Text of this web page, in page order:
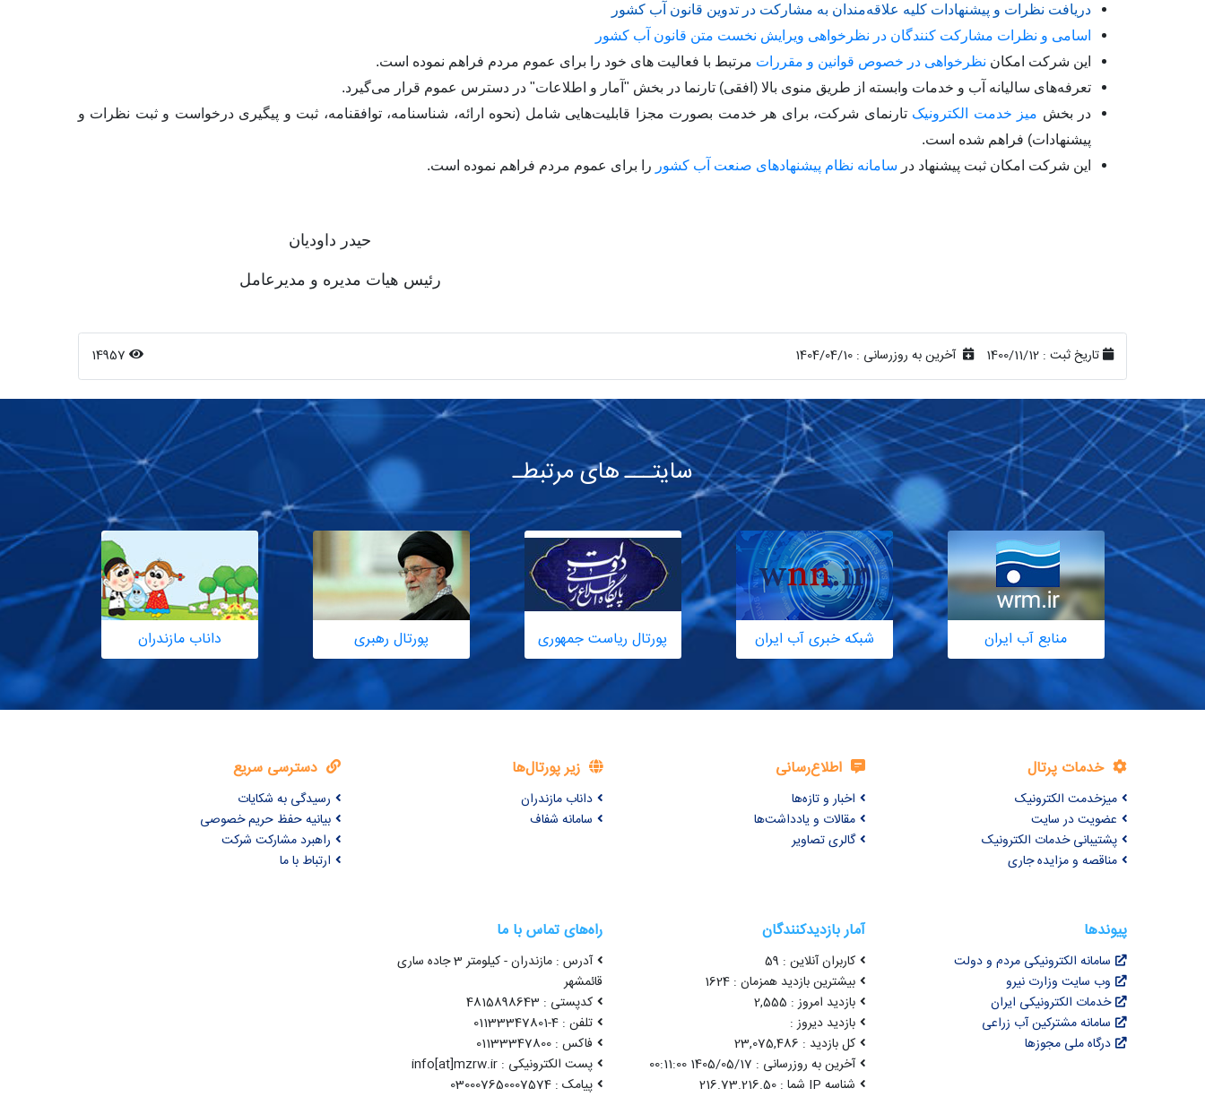
دریافت نظرات و پیشنهادات کلیه علاقه‌مندان به مشارکت در تدوین قانون آب کشور
اسامی و نظرات مشارکت کنندگان در نظرخواهی ویرایش نخست متن قانون آب کشور
این شرکت امکان نظرخواهی در خصوص قوانین و مقررات مرتبط با فعالیت های خود را برای عموم مردم فراهم نموده است.
تعرفه‌های سالیانه آب و خدمات وابسته از طریق منوی بالا (افقی) تارنما در بخش "آمار و اطلاعات" در دسترس عموم قرار می‌گیرد.
در بخش میز خدمت الکترونیک تارنمای شرکت، برای هر خدمت بصورت مجزا قابلیت‌هایی شامل (نحوه ارائه، شناسنامه، توافقنامه، ثبت و پیگیری درخواست و ثبت نظرات و
پیشنهادات) فراهم شده است.
این شرکت امکان ثبت پیشنهاد در سامانه نظام پیشنهادهای صنعت آب کشور را برای عموم مردم فراهم نموده است.
حیدر داودیان
رئیس هیات مدیره و مدیرعامل
تاریخ ثبت : 1400/11/12 آخرین به روزرسانی : 1404/04/10
14957
سایتـــ های مرتبطـ
منابع آب ایران شبکه خبری آب ایران پورتال ریاست جمهوری پورتال رهبری داناب مازندران
خدمات پرتال
میزخدمت الکترونیک
عضویت در سایت
پشتیبانی خدمات الکترونیک
مناقصه و مزایده جاری
اطلاع‌رسانی
اخبار و تازه‌ها
مقالات و یادداشت‌ها
گالری تصاویر
زیر پورتال‌ها
داناب مازندران
سامانه شفاف
دسترسی سریع
رسیدگی به شکایات
بیانیه حفظ حریم خصوصی
راهبرد مشارکت شرکت
ارتباط با ما
پیوندها
سامانه الکترونیکی مردم و دولت
وب سایت وزارت نیرو
خدمات الکترونیکی ایران
سامانه مشترکین آب زراعی
درگاه ملی مجوزها
آمار بازدیدکنندگان
کاربران آنلاین : 59
بیشترین بازدید همزمان : 1624
بازدید امروز : 2,555
بازدید دیروز :
کل بازدید : 23,075,486
آخرین به روزرسانی : 1405/05/17 00:11:00
شناسه IP شما : 216.73.216.50
راه‌های تماس با ما
آدرس : مازندران - کیلومتر 3 جاده ساری
قائمشهر
کدپستی : 4815898643
تلفن : 4-01133347801
فاکس : 01133347800
پست الکترونیکی : info[at]mzrw.ir
پیامک : 030007650007574